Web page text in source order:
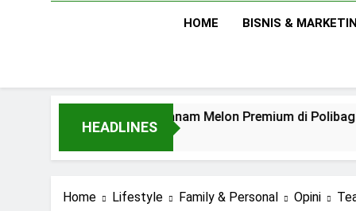
HOME BISNIS &
HEADLINES
Tips Menanam Melon Premium di Polibag Skala
Home Lifestyle Family & Personal Opini